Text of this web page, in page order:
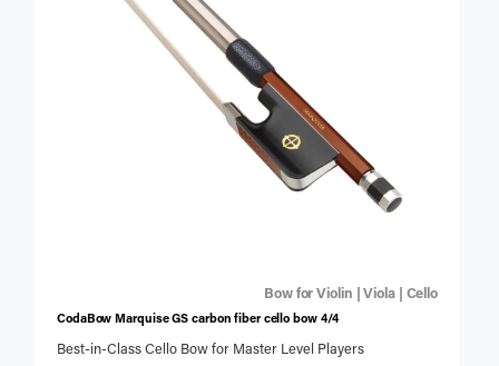
Bow for Violin | Viola | Cello
CodaBow Marquise GS carbon fiber cello bow 4/4
Best-in-Class Cello Bow for Master Level Players